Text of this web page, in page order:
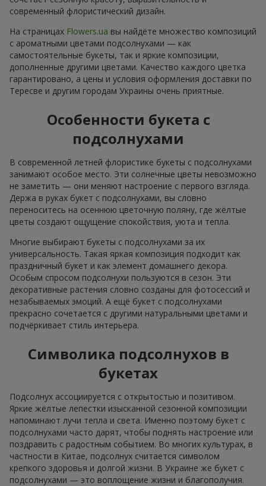
современный флористический дизайн.
На страницах Flowers.ua вы найдёте множество композиций
с ароматными цветами подсолнухами — как
самостоятельные букеты, так и яркие композиции,
дополненные другими цветами. Качество каждого цветка
гарантировано, а цены и условия оформления доставки по
Тересве и другим городам Украины очень приятные.
Особенности букета с
подсолнухами
В современной летней флористике букеты с подсолнухами
занимают особое место. Эти солнечные цветы невозможно
не заметить — они меняют настроение с первого взгляда.
Держа в руках букет с подсолнухами, вы словно
переноситесь на осеннюю цветочную поляну, где жёлтые
цветы создают ощущение спокойствия, уюта и тепла.
Многие выбирают букеты с подсолнухами за их
универсальность. Такая яркая композиция подходит как
праздничный букет и как элемент домашнего декора.
Особым спросом подсолнухи пользуются в сезон. Эти
декоративные растения словно созданы для фотосессий и
незабываемых эмоций. А ещё букет с подсолнухами
прекрасно сочетается с другими натуральными цветами и
подчёркивает стиль интерьера.
Символика подсолнухов в
букетах
Подсолнух ассоциируется с открытостью и позитивом.
Яркие жёлтые лепестки изысканной сезонной композиции
напоминают лучи тепла и света. Именно поэтому букет с
подсолнухами часто дарят, чтобы поднять настроение или
поздравить с радостным событием. Во многих культурах, в
частности в Китае, подсолнух считается символом
крепкого здоровья и долгой жизни. В Украине же букет с
подсолнухами — это воплощение жизни и благополучия.